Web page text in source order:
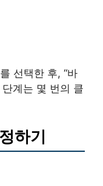
선택한 후, “바
계는 몇 번의 클
하기